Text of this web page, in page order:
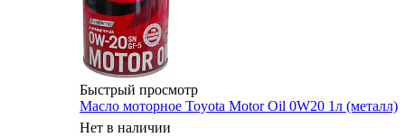
Быстрый просмотр
Масло моторное Toyota Motor Oil 0W20 1л (металл)
Нет в наличии